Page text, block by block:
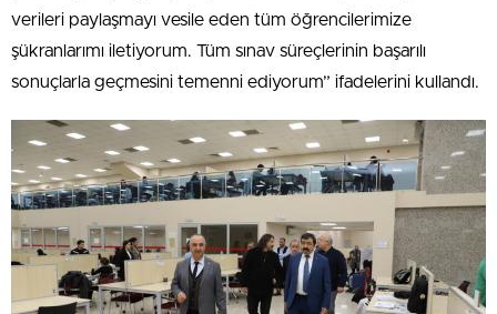
verileri paylaşmayı vesile eden tüm öğrencilerimize
şükranlarımı iletiyorum. Tüm sınav süreçlerinin başarılı
sonuçlarla geçmesini temenni ediyorum” ifadelerini kullandı.